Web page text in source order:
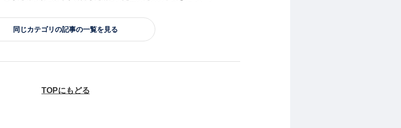
同じカテゴリの記事の一覧を見る
TOPにもどる